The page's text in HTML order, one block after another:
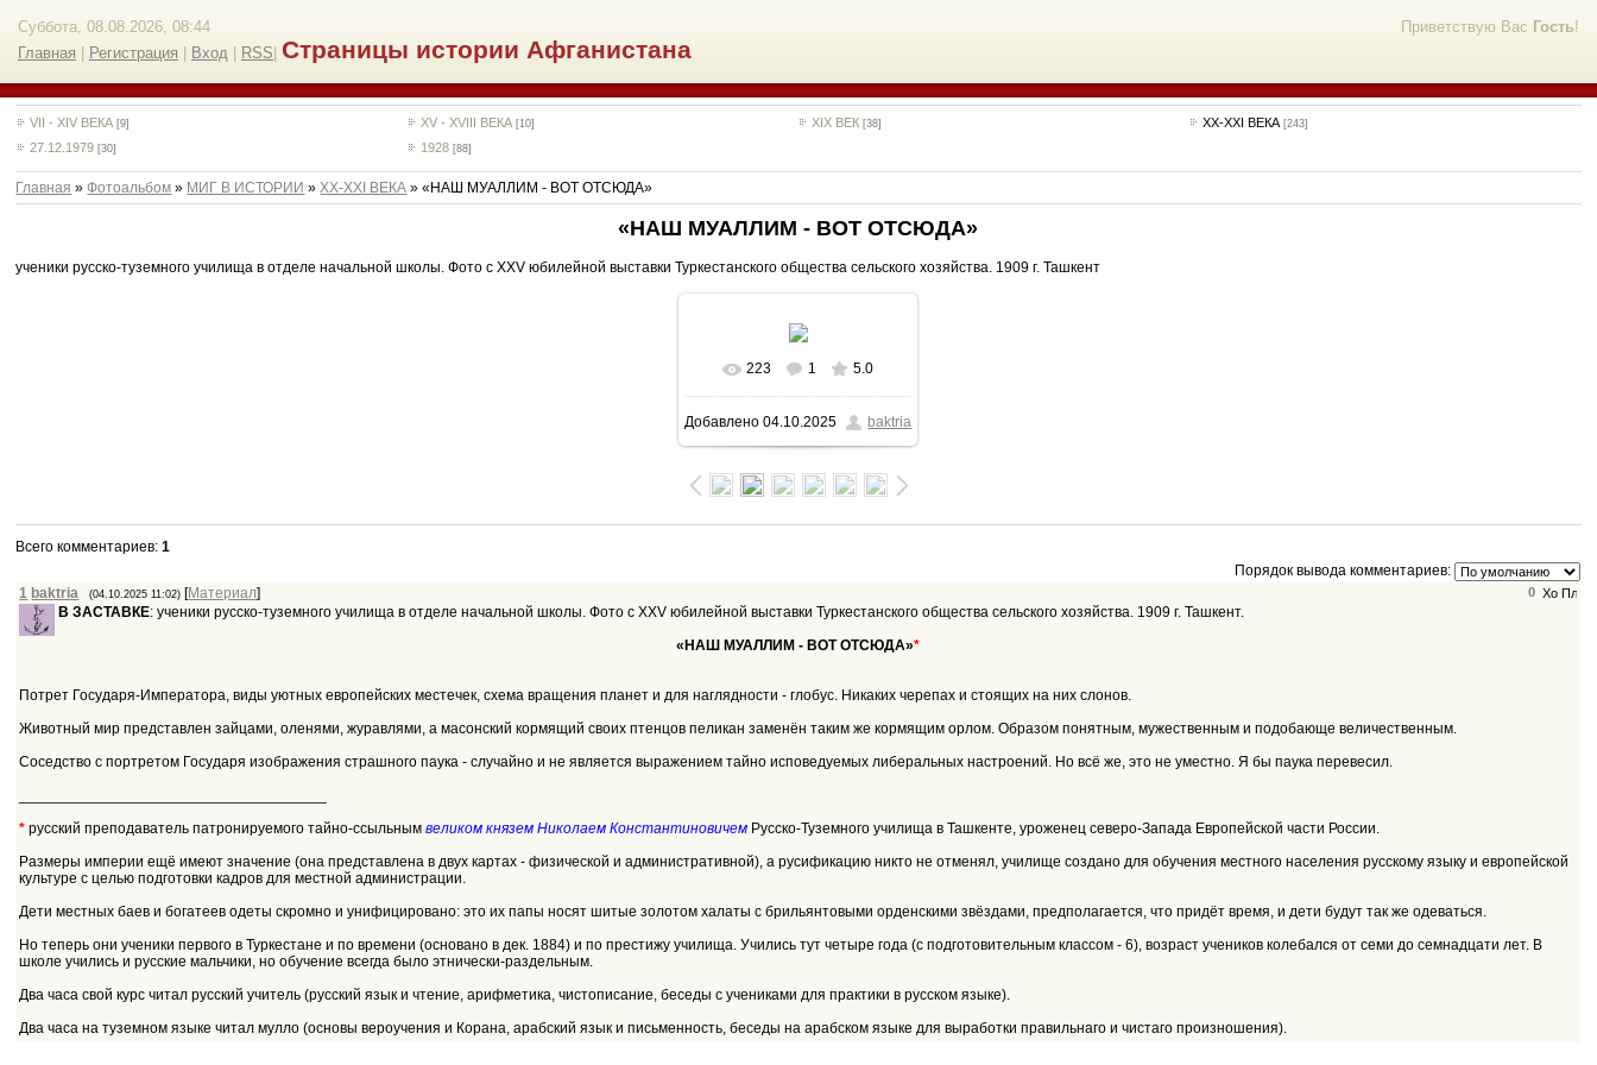
Приветствую Вас Гость!
Суббота, 08.08.2026, 08:44
Главная
Регистрация Вход RSS Страницы истории Афганистана
VII - XIV ВЕКА [9] XV - XVIII ВЕКА [10] XIX ВЕК [38] ХХ-XXI ВЕКА [243]
27.12.1979 [30] 1928 [88]
Главная »Фотоальбом » МИГ В ИСТОРИИ »ХХ-XXI ВЕКА » «НАШ МУАЛЛИМ - ВОТ ОТСЮДА»
«НАШ МУАЛЛИМ - ВОТ ОТСЮДА»
ученики русско-туземного училища в отделе начальной школы. Фото с XXV юбилейной выставки Туркестанского общества сельского хозяйства. 1909 г. Ташкент
В реальном размере
1150x917/ 315.4Kb
223 1 5.0
Добавлено 04.10.2025 baktria
Всего комментариев:1
Порядок вывода комментариев:
0
1 baktria (04.10.2025 11:02) [Материал]
В ЗАСТАВКЕ: ученики русско-туземного училища в отделе начальной школы. Фото с XXV юбилейной выставки Туркестанского общества сельского хозяйства. 1909 г. Ташкент.
«НАШ МУАЛЛИМ - ВОТ ОТСЮДА»*
Потрет Государя-Императора, виды уютных европейских местечек, схема вращения планет и для наглядности - глобус. Никаких черепах и стоящих на них слонов.
Животный мир представлен зайцами, оленями, журавлями, а масонский кормящий своих птенцов пеликан заменён таким же кормящим орлом. Образом понятным, мужественным и подобающе величественным.
Соседство с портретом Государя изображения страшного паука - случайно и не является выражением тайно исповедуемых либеральных настроений. Но всё же, это не уместно. Я бы паука перевесил.
* русский преподаватель патронируемого тайно-ссыльнымвеликом князем Николаем Константиновичем Русско-Туземного училища в Ташкенте, уроженец северо-Запада Европейской части России.
Размеры империи ещё имеют значение (она представлена в двух картах - физической и административной), а русификацию никто не отменял, училище создано для обучения местного населения русскому языку и европейской
культуре с целью подготовки кадров для местной администрации.
Дети местных баев и богатеев одеты скромно и унифицировано: это их папы носят шитые золотом халаты с брильянтовыми орденскими звёздами, предполагается, что придёт время, и дети будут так же одеваться.
Но теперь они ученики первого в Туркестане и по времени (основано в дек. 1884) и по престижу училища. Учились тут четыре года (с подготовительным классом - 6), возраст учеников колебался от семи до семнадцати лет. В
школе учились и русские мальчики, но обучение всегда было этнически-раздельным.
Два часа свой курс читал русский учитель (русский язык и чтение, арифметика, чистописание, беседы с учениками для практики в русском языке).
Два часа на туземном языке читал мулло (основы вероучения и Корана, арабский язык и письменность, беседы на арабском языке для выработки правильнаго и чистаго произношения).